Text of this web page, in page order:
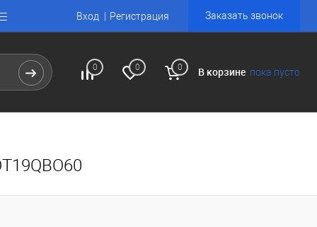
Вход Регистрация Заказать звонок
0 0 0 В корзине пока пусто